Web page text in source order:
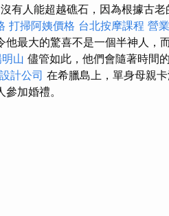
有人能超越礁石，因為根據古
打掃阿姨價格 台北按摩課程 營
他最大的驚喜不是一個半神人，
山 儘管如此，他們會隨著時間
計公司 在希臘島上，單身母親
加婚禮。